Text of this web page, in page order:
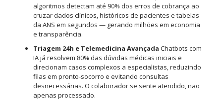
algoritmos detectam até 90% dos erros de cobrança ao
cruzar dados clínicos, históricos de pacientes e tabelas
da ANS em segundos — gerando milhões em economia
e transparência.
Triagem 24h e Telemedicina Avançada Chatbots com
IA já resolvem 80% das dúvidas médicas iniciais e
direcionam casos complexos a especialistas, reduzindo
filas em pronto-socorro e evitando consultas
desnecessárias. O colaborador se sente atendido, não
apenas processado.